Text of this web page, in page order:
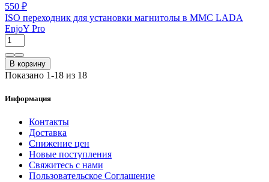
550 ₽
ISO переходник для установки магнитолы в ММС LADA
EnjoY Pro
В корзину
Показано 1-18 из 18
Информация
Контакты
Доставка
Снижение цен
Новые поступления
Свяжитесь с нами
Пользовательское Соглашение